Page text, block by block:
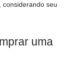
considerando seu
uma